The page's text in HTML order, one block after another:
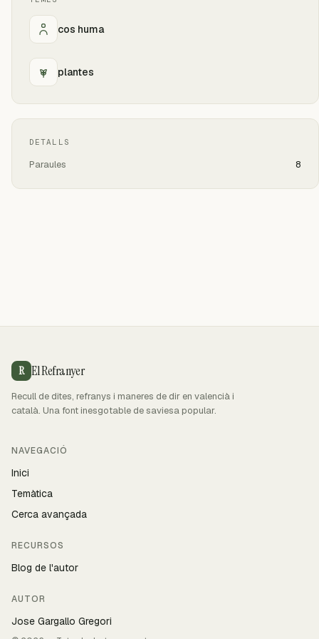
cos huma
plantes
DETALLS
Paraules 8
R El Refranyer
Recull de dites, refranys i maneres de dir en valencià i
català. Una font inesgotable de saviesa popular.
NAVEGACIÓ
Inici
Temàtica
Cerca avançada
RECURSOS
Blog de l'autor
AUTOR
Jose Gargallo Gregori